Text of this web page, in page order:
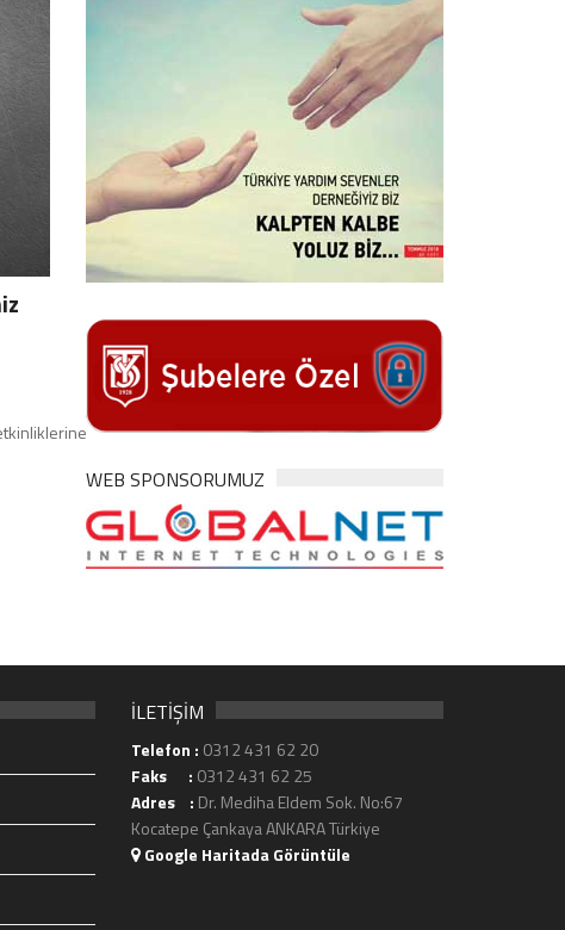
WEB SPONSORUMUZ
İLETİŞİM
Telefon : 0312 431 62 20
Faks : 0312 431 62 25
Adres : Dr. Mediha Eldem Sok. No:67
Kocatepe Çankaya ANKARA Türkiye
Google Haritada Görüntüle